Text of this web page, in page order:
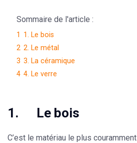
Sommaire de l'article :
1 1. Le bois
2 2. Le métal
3 3. La céramique
4 4. Le verre
1. Le bois
C’est le matériau le plus